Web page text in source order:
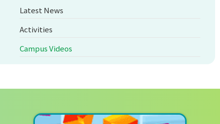
Latest News
Activities
Campus Videos